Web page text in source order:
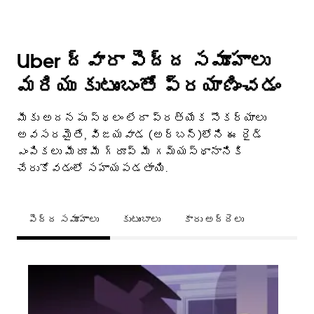
Uber ద్వారా పెద్ద సమూహాలు
మరియు కుటుంబంతో ప్రయాణించడం
మీకు అదనపు స్థలం లేదా ప్రత్యేక సౌకర్యాలు
అవసరమైతే, విజయవాడ (అర్బన్)లోని ఈ రైడ్
ఎంపికలు మీరూ మీ గ్రూప్ మీ గమ్యస్థానానికి
చేరుకోవడంలో సహాయపడతాయి.
పెద్ద సమూహాలు కుటుంబాలు కారు అద్దెలు